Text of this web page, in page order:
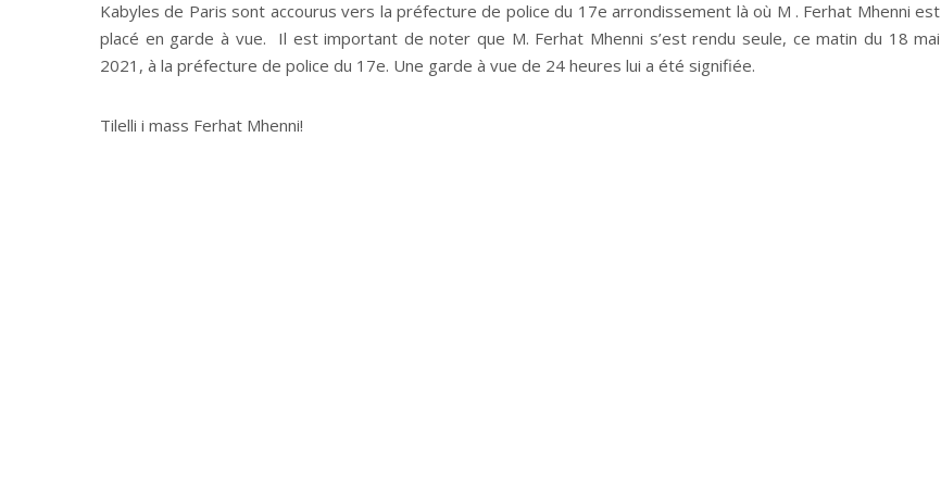
Kabyles de Paris sont accourus vers la préfecture de police du 17e arrondissement là où M . Ferhat Mhenni est
placé en garde à vue. Il est important de noter que M. Ferhat Mhenni s’est rendu seule, ce matin du 18 mai
2021, à la préfecture de police du 17e. Une garde à vue de 24 heures lui a été signifiée.
Tilelli i mass Ferhat Mhenni!